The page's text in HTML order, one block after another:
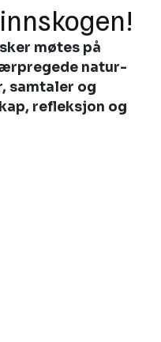
Fakta om vindkraft
møtes på
natur-
samtaler og
refleksjon og